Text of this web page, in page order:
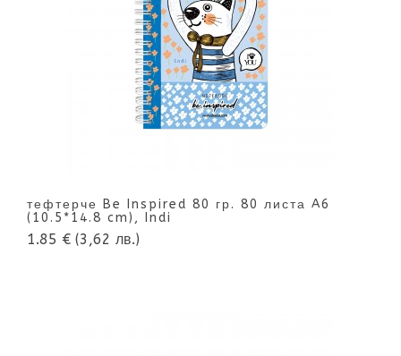
тефтерче Be Inspired 80 гр. 80 листа A6
(10.5*14.8 cm), Indi
1.85 € (3,62 лв.)